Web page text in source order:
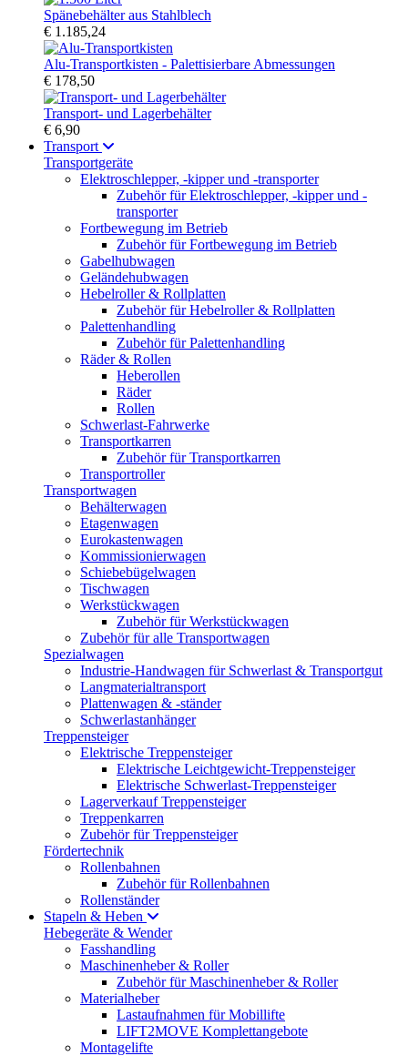
Spänebehälter aus Stahlblech
€ 1.185,24
Alu-Transportkisten - Palettisierbare Abmessungen
€ 178,50
Transport- und Lagerbehälter
€ 6,90
Transport
Transportgeräte
Elektroschlepper, -kipper und -transporter
Zubehör für Elektroschlepper, -kipper und -
transporter
Fortbewegung im Betrieb
Zubehör für Fortbewegung im Betrieb
Gabelhubwagen
Geländehubwagen
Hebelroller & Rollplatten
Zubehör für Hebelroller & Rollplatten
Palettenhandling
Zubehör für Palettenhandling
Räder & Rollen
Heberollen
Räder
Rollen
Schwerlast-Fahrwerke
Transportkarren
Zubehör für Transportkarren
Transportroller
Transportwagen
Behälterwagen
Etagenwagen
Eurokastenwagen
Kommissionierwagen
Schiebebügelwagen
Tischwagen
Werkstückwagen
Zubehör für Werkstückwagen
Zubehör für alle Transportwagen
Spezialwagen
Industrie-Handwagen für Schwerlast & Transportgut
Langmaterialtransport
Plattenwagen & -ständer
Schwerlastanhänger
Treppensteiger
Elektrische Treppensteiger
Elektrische Leichtgewicht-Treppensteiger
Elektrische Schwerlast-Treppensteiger
Lagerverkauf Treppensteiger
Treppenkarren
Zubehör für Treppensteiger
Fördertechnik
Rollenbahnen
Zubehör für Rollenbahnen
Rollenständer
Stapeln & Heben
Hebegeräte & Wender
Fasshandling
Maschinenheber & Roller
Zubehör für Maschinenheber & Roller
Materialheber
Lastaufnahmen für Mobillifte
LIFT2MOVE Komplettangebote
Montagelifte